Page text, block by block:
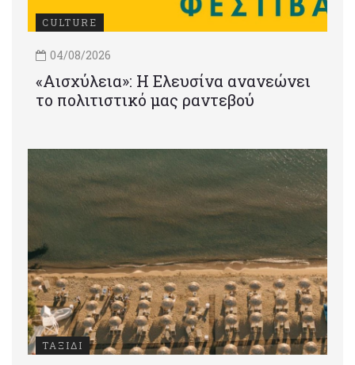
CULTURE
04/08/2026
«Αισχύλεια»: Η Ελευσίνα ανανεώνει
το πολιτιστικό μας ραντεβού
ΤΑΞΙΔΙ